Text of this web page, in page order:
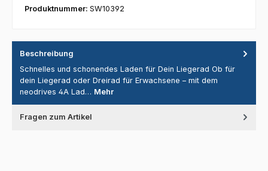
Produktnummer: SW10392
Beschreibung
Schnelles und schonendes Laden für Dein Liegerad Ob für
dein Liegerad oder Dreirad für Erwachsene – mit dem
neodrives 4A Lad… Mehr
Fragen zum Artikel